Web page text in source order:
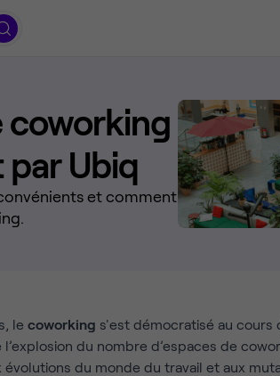
coworking
Ubiq
et comment
le coworking s'est démocratisé au cours
du nombre d’espaces de
évolutions du monde du travail et aux